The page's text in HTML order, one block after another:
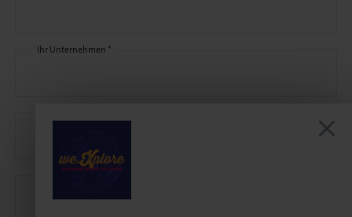
Ihr Unternehmen *